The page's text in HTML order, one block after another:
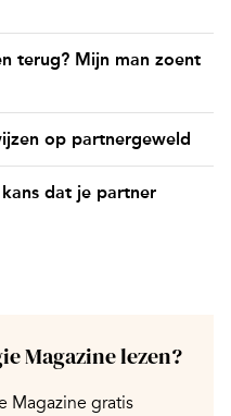
terug? Mijn man zoent
op partnergeweld
dat je partner
Magazine lezen?
Magazine gratis